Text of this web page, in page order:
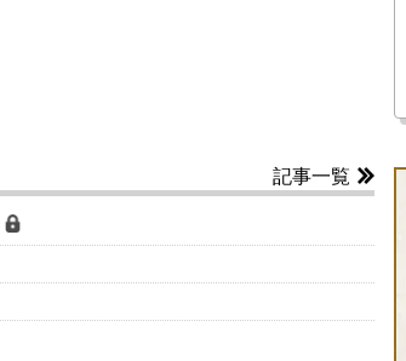
記事一覧